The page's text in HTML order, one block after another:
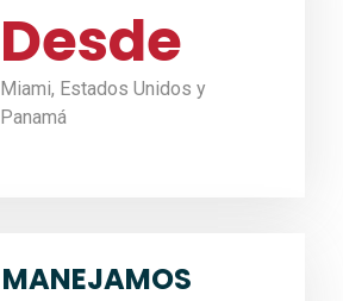
Desde
Miami, Estados Unidos y
Panamá
MANEJAMOS